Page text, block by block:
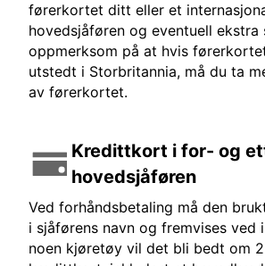
førerkortet ditt eller et
hovedsjåføren og eventuell
oppmerksom på at hvis
utstedt i Storbritannia, må du ta
av førerkortet.
Kredittkort i for- og
hovedsjåføren
Ved forhåndsbetaling må den
i sjåførens navn og fremvises ved
noen kjøretøy vil det bli bedt om